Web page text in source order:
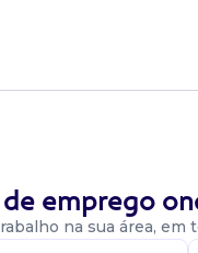
de emprego
na sua área, em